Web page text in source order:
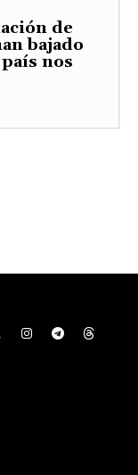
de
bajado
nos